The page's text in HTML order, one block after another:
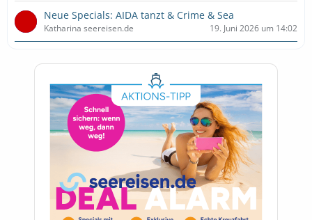
Neue Specials: AIDA tanzt & Crime & Sea
Katharina seereisen.de 19. Juni 2026 um 14:02